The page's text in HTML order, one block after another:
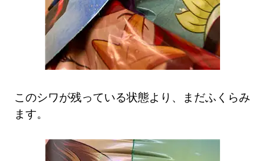
このシワが残っている状態より、まだふくらみ
ます。